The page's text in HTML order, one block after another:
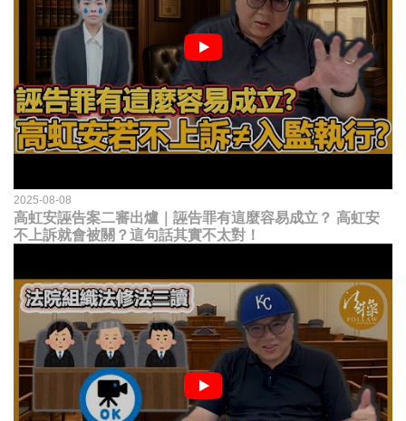
2025-08-08
高虹安誣告案二審出爐｜誣告罪有這麼容易成立？ 高虹安
不上訴就會被關？這句話其實不太對！